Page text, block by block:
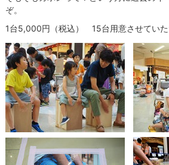
ぞ。
1台5,000円（税込） 15台用意させていた